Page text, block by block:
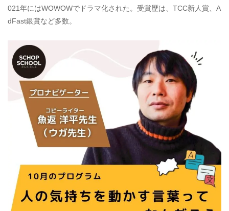
021年にはWOWOWでドラマ化された。受賞歴は、TCC新人賞、A
dFast銀賞など多数。